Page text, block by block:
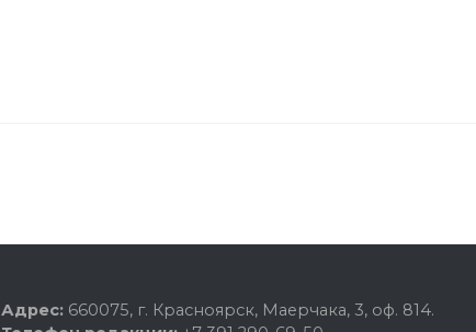
Адрес: 660075, г. Красноярск, Маерчака, 3, оф. 814.